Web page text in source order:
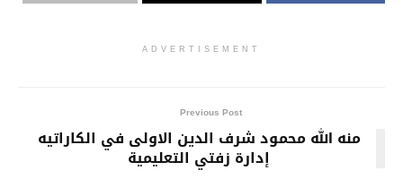
ADVERTISEMENT
Previous Post
منه الله محمود شرف الدين الاولى في الكاراتيه
إدارة زفتي التعليمية